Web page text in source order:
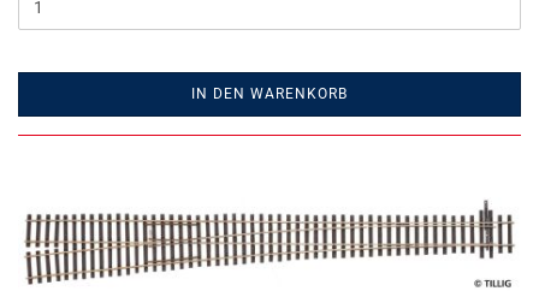
IN DEN WARENKORB